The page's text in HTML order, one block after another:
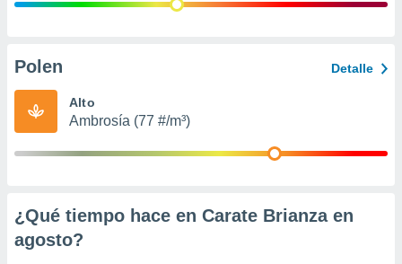
publicidad
de
Polen Detalle
Alto
Ambrosía (77 #/m³)
¿Qué tiempo hace en Carate Brianza en
agosto?